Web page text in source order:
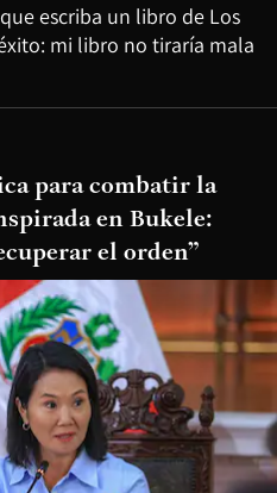
escriba un libro de Los
mi libro no tiraría mala
para combatir la
en Bukele:
el orden”